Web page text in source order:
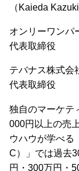
（Kaieda Kazuki
オンリーワンパ
代表取締役
テバナス株式会
代表取締役
独自のマーケテ
000円以上の売
ウハウが学べる
C）」では過去
円・300万円・